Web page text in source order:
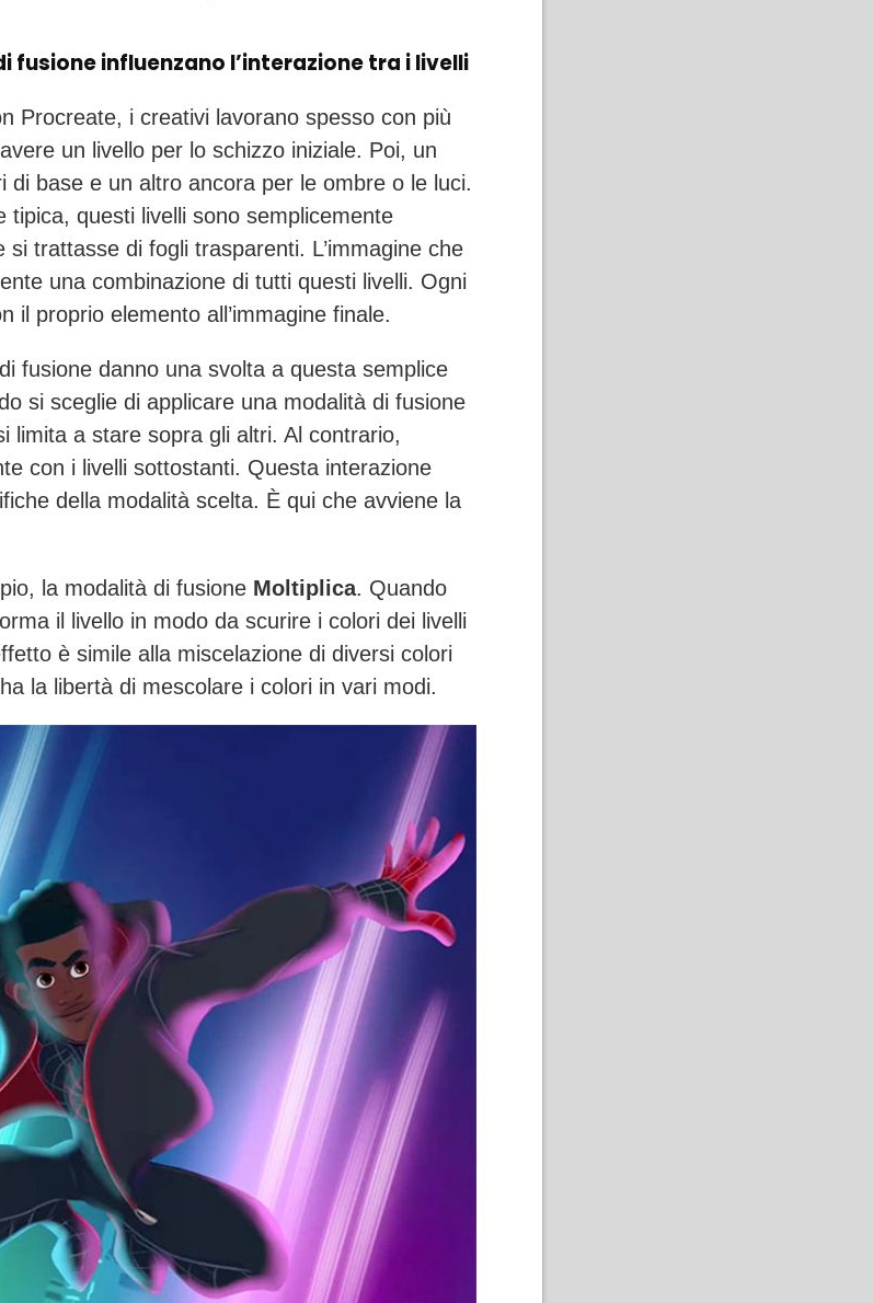
fusione influenzano l’interazione tra i livelli
Procreate, i creativi lavorano spesso con più
un livello per lo schizzo iniziale. Poi, un
di base e un altro ancora per le ombre o le luci.
tipica, questi livelli sono semplicemente
trattasse di fogli trasparenti. L’immagine che
una combinazione di tutti questi livelli. Ogni
il proprio elemento all’immagine finale.
fusione danno una svolta a questa semplice
si sceglie di applicare una modalità di fusione
limita a stare sopra gli altri. Al contrario,
con i livelli sottostanti. Questa interazione
della modalità scelta. È qui che avviene la
la modalità di fusione Moltiplica. Quando
il livello in modo da scurire i colori dei livelli
è simile alla miscelazione di diversi colori
la libertà di mescolare i colori in vari modi.